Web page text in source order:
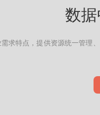
数
求特点，提供资源统一管理